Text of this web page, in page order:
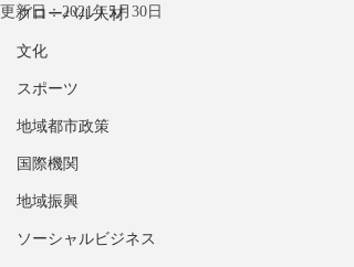
グローバル人材
文化
スポーツ
地域都市政策
国際機関
地域振興
ソーシャルビジネス
更新日：2021年5月30日